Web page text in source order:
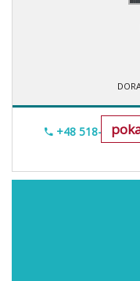
+48 518-967-